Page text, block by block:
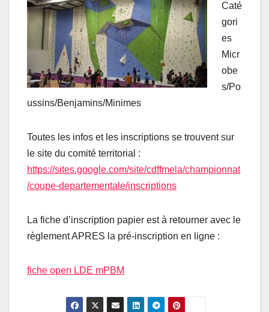
Caté
gori
es
Micr
obe
s/Po
ussins/Benjamins/Minimes
Toutes les infos et les inscriptions se trouvent sur
le site du comité territorial :
https://sites.google.com/site/cdffmela/championnat
/coupe-departementale/inscriptions
La fiche d’inscription papier est à retourner avec le
règlement APRES la pré-inscription en ligne :
fiche open LDE mPBM